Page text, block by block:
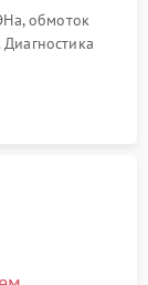
обмоток
мутности,